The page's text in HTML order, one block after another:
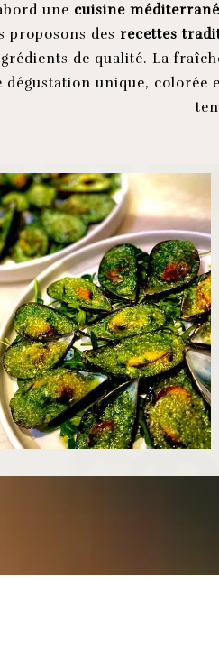
une cuisine
proposons des recettes
de qualité. La
unique, colorée